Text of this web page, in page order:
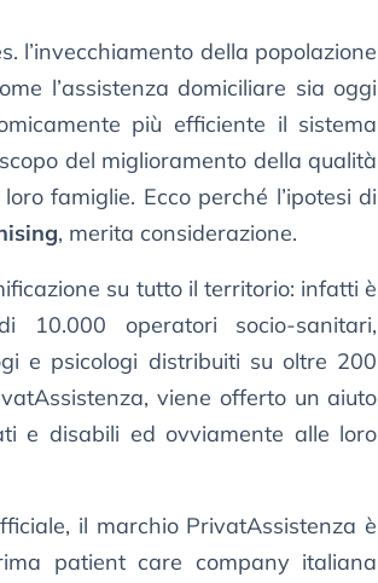
l’invecchiamento della popolazione
l’assistenza domiciliare sia oggi
più efficiente il sistema
del miglioramento della qualità
famiglie. Ecco perché l’ipotesi di
, merita considerazione.
su tutto il territorio: infatti è
10.000 operatori socio-sanitari,
e psicologi distribuiti su oltre 200
viene offerto un aiuto
e disabili ed ovviamente alle loro
il marchio PrivatAssistenza è
patient care company italiana